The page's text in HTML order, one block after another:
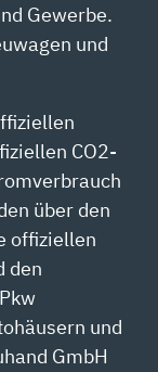
Gewerbe.
und
CO2-
über den
offiziellen
den
und
GmbH